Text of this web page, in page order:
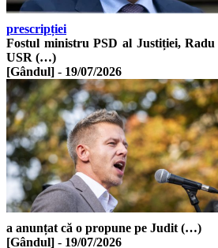
prescripției
Fostul ministru PSD al Justiției,
USR (…)
[Gândul] - 19/07/2026
a anunțat că o propune pe Judit (…)
[Gândul] - 19/07/2026